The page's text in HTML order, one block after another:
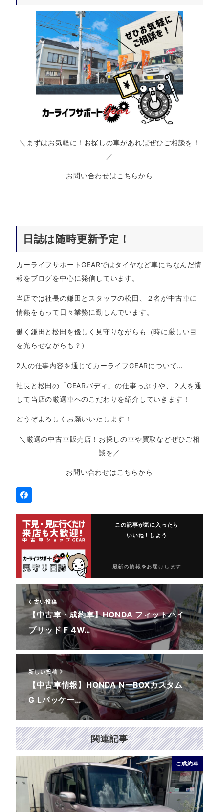
＼まずはお気軽に！お探しの車があればぜひご相談を！
／
お問い合わせはこちらから
日誌は随時更新予定！
カーライフサポートGEARではタイヤなど車にちなんだ情
報をブログを中心に発信しています。
当店では社長の鎌田とスタッフの松田、２名が中古車に
情熱をもって日々業務に勤しんでいます。
働く鎌田と松田を優しく見守りながらも（時に厳しい目
を光らせながらも？）
2人の仕事内容を通じてカーライフGEARについて…
社長と松田の「GEARバディ」の仕事っぷりや、２人を通
して当店の厳選車へのこだわりを紹介していきます！
どうぞよろしくお願いいたします！
＼厳選の中古車販売店！お探しの車や買取などぜひご相
談を／
お問い合わせはこちらから
この記事が気に入ったら
いいね！しよう
最新の情報をお届けします
古い投稿
【中古車・成約車】HONDA フィットハイ
ブリッド F 4W…
新しい投稿
【中古車情報】HONDA NーBOXカスタム
G Lパッケー…
関連記事
ご成約車